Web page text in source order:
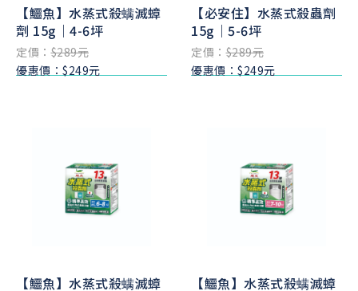
【鱷魚】水蒸式殺螨滅蟑
劑 15g｜4-6坪
定價：$289元
優惠價：$249元
【必安住】水蒸式殺蟲劑
15g｜5-6坪
定價：$289元
優惠價：$249元
【鱷魚】水蒸式殺螨滅蟑
【鱷魚】水蒸式殺螨滅蟑